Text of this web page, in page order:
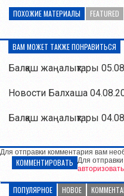
ПОХОЖИЕ МАТЕРИАЛЫ FEATURED
ВАМ МОЖЕТ ТАКЖЕ ПОНРАВИТЬСЯ
Балқаш жаңалықтары
Новости Балхаша
Балқаш жаңалықтары
Для отправки комментария вам
КОММЕНТИРОВАТЬ Для
ПОПУЛЯРНОЕ НОВОЕ